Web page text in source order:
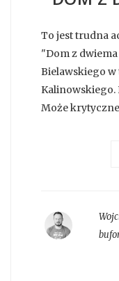
To jest trudna
"Dom z
Bielawskiego w
Kalinowskiego.
Może